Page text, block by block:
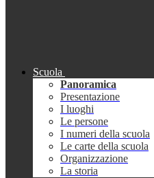
Scuola
Panoramica
Presentazione
I luoghi
Le persone
I numeri della scuola
Le carte della scuola
Organizzazione
La storia